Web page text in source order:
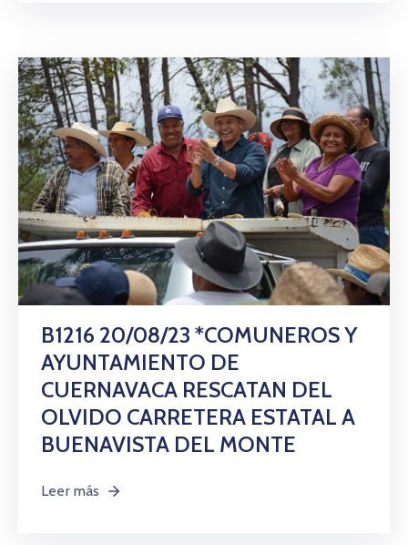
B1216 20/08/23 *COMUNEROS Y
AYUNTAMIENTO DE
CUERNAVACA RESCATAN DEL
OLVIDO CARRETERA ESTATAL A
BUENAVISTA DEL MONTE
Leer más